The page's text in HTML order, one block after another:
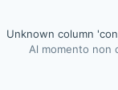
Unknown column
Al momento non